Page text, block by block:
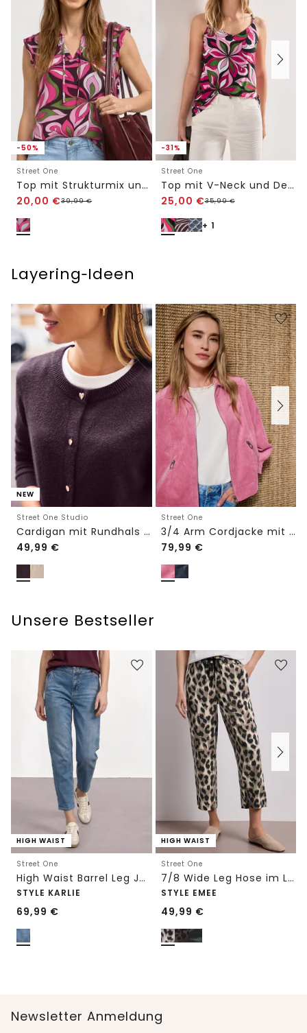
-50%
Street One
Top mit Strukturmix und Crochet-Details
20,00 €39,99€
-31%
Street One
Top mit V-Neck und Deko-Detail
25,00 €35,99€
+ 1
Layering‑Ideen
NEW
Street One Studio
Cardigan mit Rundhals und Knöpfen
49,99 €
Street One
3/4 Arm Cordjacke mit Hemdkragen
79,99 €
Unsere Bestseller
HIGH WAIST
Street One
High Waist Barrel Leg Jeans im Loose Fit
STYLE KARLIE
69,99 €
HIGH WAIST
Street One
7/8 Wide Leg Hose im Loose Fit mit Print
STYLE EMEE
49,99 €
Newsletter Anmeldung